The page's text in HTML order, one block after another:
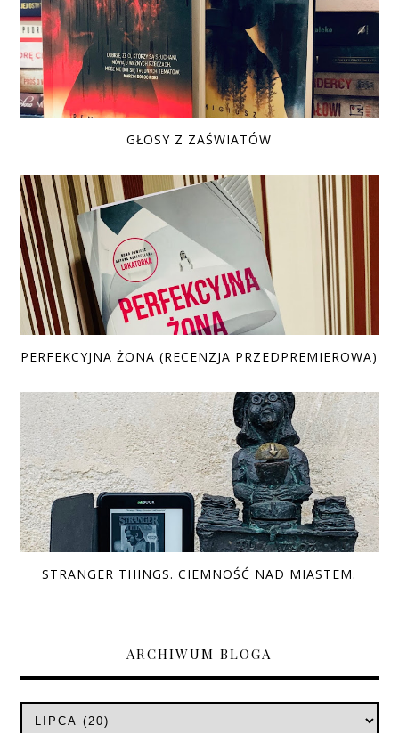
GŁOSY Z ZAŚWIATÓW
PERFEKCYJNA ŻONA (RECENZJA PRZEDPREMIEROWA)
STRANGER THINGS. CIEMNOŚĆ NAD MIASTEM.
ARCHIWUM BLOGA